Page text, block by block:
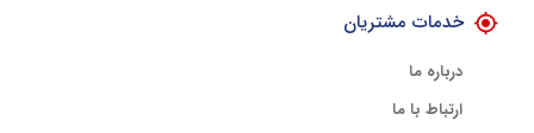
خدمات مشتریان
درباره ما
ارتباط با ما